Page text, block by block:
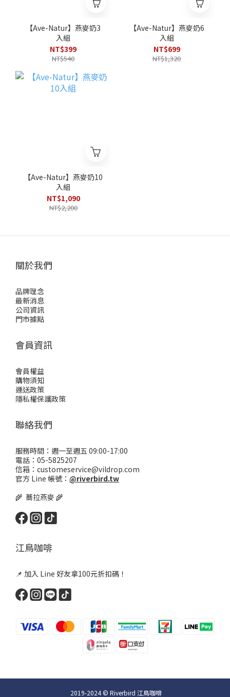
【Ave-Natur】燕麥奶3
入組
NT$399
NT$540
【Ave-Natur】燕麥奶6
入組
NT$699
NT$1,320
【Ave-Natur】燕麥奶10
入組
NT$1,090
NT$2,200
關於我們
品牌理念
最新消息
公司資訊
門市據點
會員資訊
會員權益
購物須知
運送政策
隱私權保護政策
聯絡我們
服務時間：週一至週五 09:00-17:00
電話：05-5825207
信箱：customeservice@vildrop.com
官方 Line 帳號： @riverbird.tw
🌾 蕎拉燕麥 🌾
江鳥咖啡
📌 加入 Line 好友拿100元折扣碼！
2019-2024 © Riverbird 江鳥咖啡